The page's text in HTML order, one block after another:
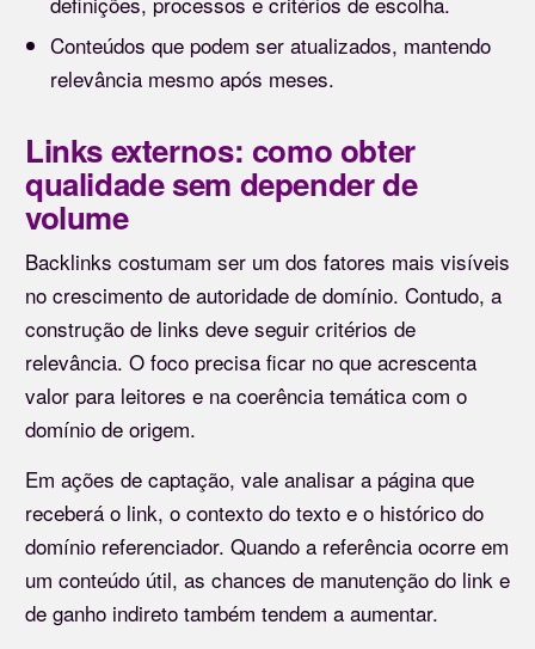
Conteúdos que podem ser atualizados, mantendo
relevância mesmo após meses.
Links externos: como obter
qualidade sem depender de
volume
Backlinks costumam ser um dos fatores mais visíveis
no crescimento de autoridade de domínio. Contudo, a
construção de links deve seguir critérios de
relevância. O foco precisa ficar no que acrescenta
valor para leitores e na coerência temática com o
domínio de origem.
Em ações de captação, vale analisar a página que
receberá o link, o contexto do texto e o histórico do
domínio referenciador. Quando a referência ocorre em
um conteúdo útil, as chances de manutenção do link e
de ganho indireto também tendem a aumentar.